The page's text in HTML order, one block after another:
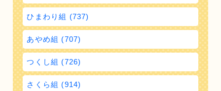
ひまわり組 (737)
あやめ組 (707)
つくし組 (726)
さくら組 (914)